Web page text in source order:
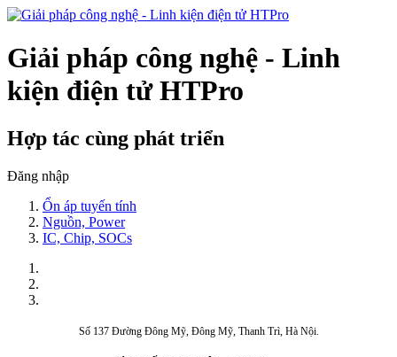
Giải pháp công nghệ - Linh
kiện điện tử HTPro
Hợp tác cùng phát triển
Đăng nhập
Ổn áp tuyến tính
Nguồn, Power
IC, Chip, SOCs
Số 137 Đường Đông Mỹ, Đông Mỹ, Thanh Trì, Hà Nội.